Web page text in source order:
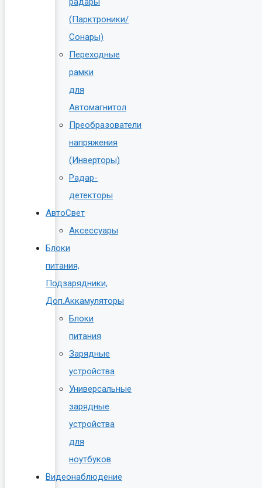
(Парктроники/
Сонары)
Переходные
рамки
для
Автомагнитол
Преобразователи
напряжения
(Инверторы)
Радар-
детекторы
АвтоСвет
Аксессуары
Блоки
питания,
Подзарядники,
Доп.Аккамуляторы
Блоки
питания
Зарядные
устройства
Универсальные
зарядные
устройства
для
ноутбуков
Видеонаблюдение